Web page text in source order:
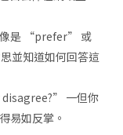
像是 “prefer” 或
並知道如何回答這
一但你
易如反掌。